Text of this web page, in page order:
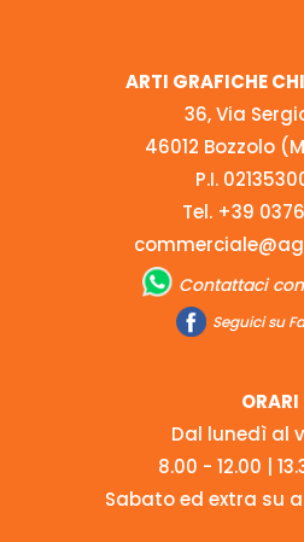
ARTI GRAFICHE
36, Via
46012 Bozzolo
P.I.
Tel. +39
Contattaci
Seguici su
ORARI
Dal lunedì al
8.00 - 12.00 |
Sabato ed extra su